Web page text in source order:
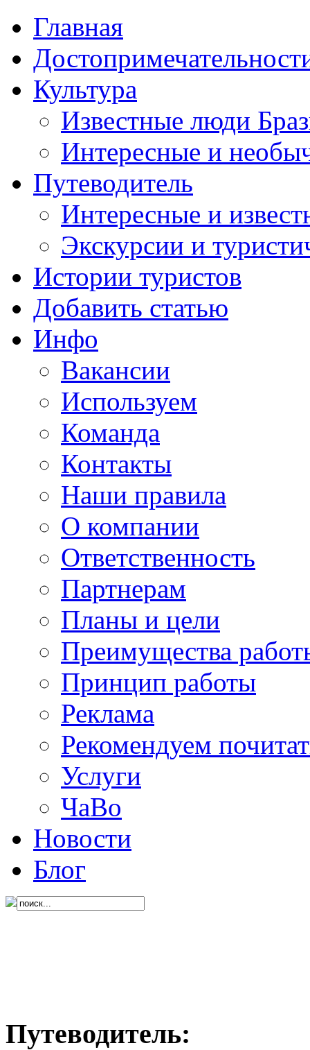
Главная
Культура
Известные люди
Интересные и
Путеводитель
Интересные и
Экскурсии и
Истории туристов
Добавить статью
Инфо
Вакансии
Используем
Команда
Контакты
Наши правила
О компании
Ответственность
Партнерам
Планы и цели
Преимущества
Принцип работы
Реклама
Рекомендуем
Услуги
ЧаВо
Новости
Блог
Путеводитель: